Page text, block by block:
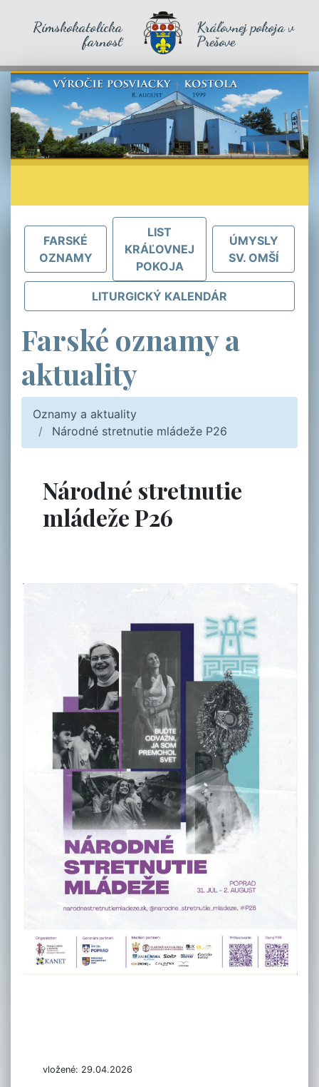
Rímskokatolícka
farnosť
Kráľovnej pokoja v
Prešove
FARSKÉ
OZNAMY
LIST
KRÁĽOVNEJ
POKOJA
ÚMYSLY
SV. OMŠÍ
LITURGICKÝ KALENDÁR
Farské oznamy a
aktuality
Oznamy a aktuality
Národné stretnutie mládeže P26
Národné stretnutie
mládeže P26
vložené: 29.04.2026